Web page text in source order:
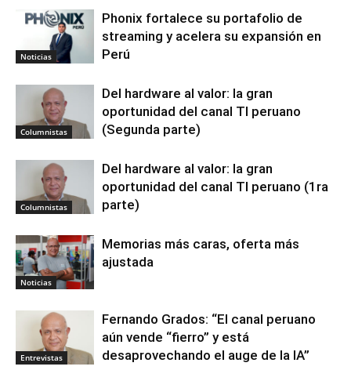
Noticias
Phonix fortalece su portafolio de
streaming y acelera su expansión en
Perú
Columnistas
Del hardware al valor: la gran
oportunidad del canal TI peruano
(Segunda parte)
Columnistas
Del hardware al valor: la gran
oportunidad del canal TI peruano (1ra
parte)
Noticias
Memorias más caras, oferta más
ajustada
Entrevistas
Fernando Grados: “El canal peruano
aún vende “fierro” y está
desaprovechando el auge de la IA”